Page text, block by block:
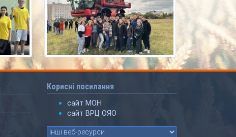
Корисні посилання
сайт МОН
сайт ВРЦ ОЯО